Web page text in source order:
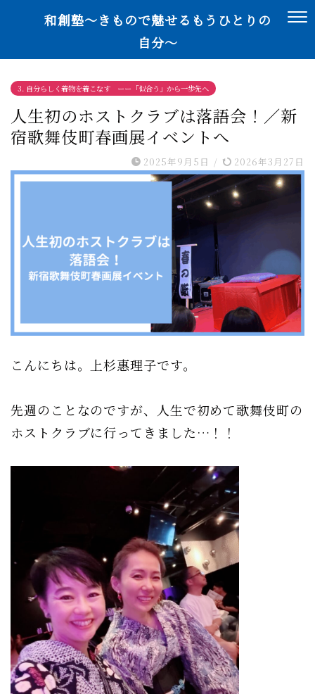
和創塾〜きもので魅せるもうひとりの
自分〜
3. 自分らしく着物を着こなす ーー「似合う」から一歩先へ
人生初のホストクラブは落語会！／新
宿歌舞伎町春画展イベントへ
2025年9月5日 / 2026年3月27日
こんにちは。上杉惠理子です。
先週のことなのですが、人生で初めて歌舞伎町の
ホストクラブに行ってきました…！！